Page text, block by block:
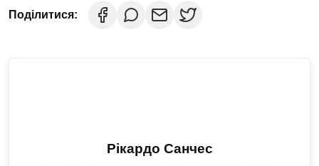
Поділитися:
Рікардо Санчес